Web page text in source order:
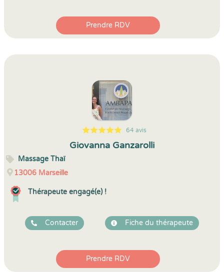
Prendre RDV
5
1
5
64 64 avis
Giovanna Ganzarolli
Massage Thaï
13006 Marseille
Thérapeute engagé(e) !
Contacter Fiche du thérapeute
Prendre RDV